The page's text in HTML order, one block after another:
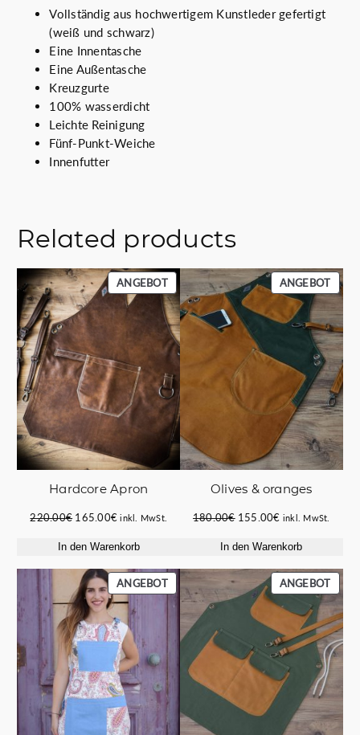
g
e
Vollständig aus hochwertigem Kunstleder gefertigt
(weiß und schwarz)
Eine Innentasche
Eine Außentasche
Kreuzgurte
100% wasserdicht
Leichte Reinigung
Fünf-Punkt-Weiche
Innenfutter
Related products
ANGEBOTPRODUKT
IM
ANGEBOT
Hardcore Apron
220.00€ Ursprünglicher
war:
165.00€Aktueller
ist:
inkl. MwSt.
In den Warenkorb
ANGEBOT
IM
Οlives & oranges
180.00€ Ursprünglicher
war:
155.00€ Aktueller
ist:
inkl. MwSt.
In den Warenkorb
ANGEBOTPRODUKT
IM
ANGEBOT
ANGEBOT
IM